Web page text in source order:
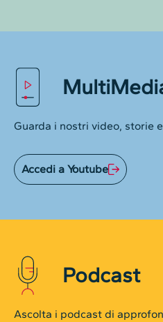
Guarda i nostri video, storie
Accedi a Youtube
Podcast
Ascolta i podcast di